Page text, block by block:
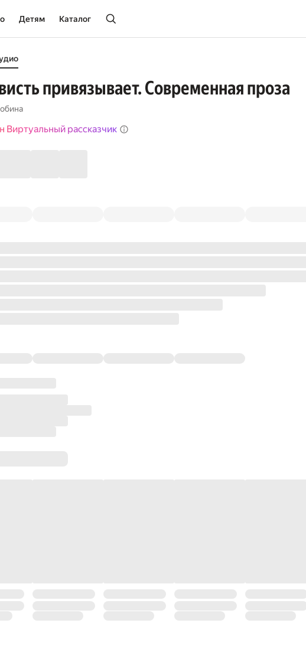
Детям Каталог
привязывает. Современная проза
Виртуальный рассказчик